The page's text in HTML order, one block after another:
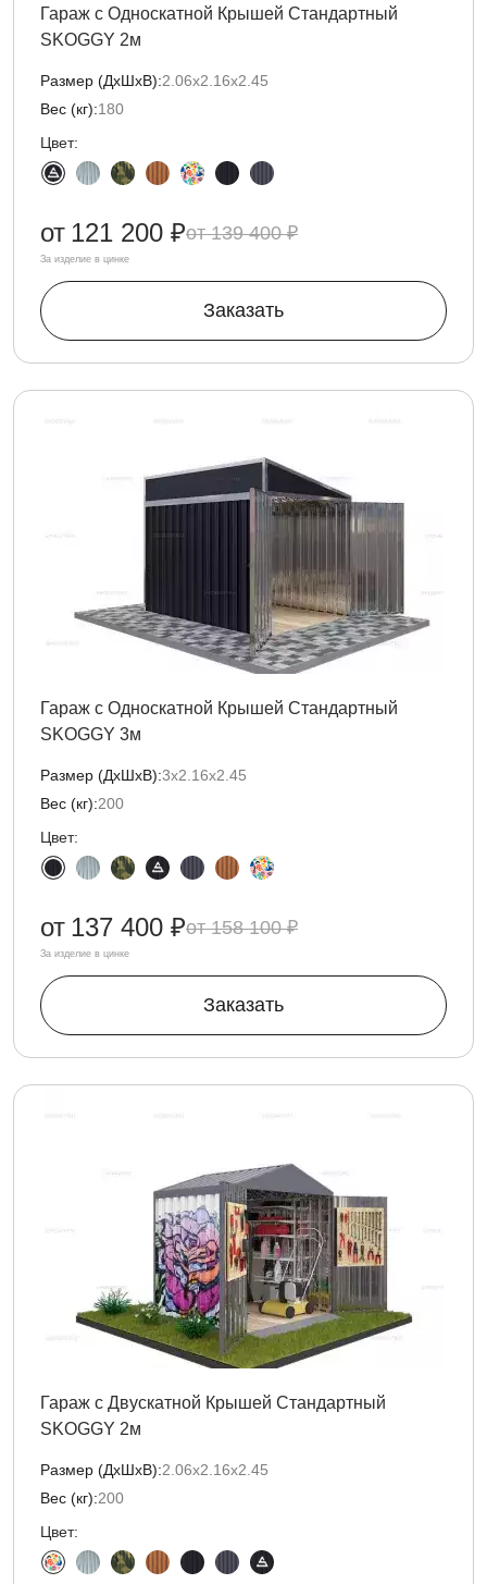
Гараж с Односкатной Крышей Стандартный
SKOGGY 2м
Размер (ДxШxВ):2.06х2.16х2.45
Вес (кг):180
Цвет:
139 400 ₽
от 121 200 ₽
За изделие в цинке
Заказать
Гараж с Односкатной Крышей Стандартный
SKOGGY 3м
Размер (ДxШxВ):3х2.16х2.45
Вес (кг):200
Цвет:
158 100 ₽
от 137 400 ₽
За изделие в цинке
Заказать
Гараж с Двускатной Крышей Стандартный
SKOGGY 2м
Размер (ДxШxВ):2.06х2.16х2.45
Вес (кг):200
Цвет: